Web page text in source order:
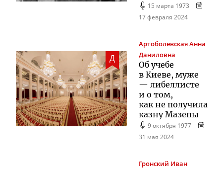
15 марта 1973
17 февраля 2024
Д
АртоболевскаяАнна
Даниловна
Об учебе
в Киеве, муже
— либеллисте
и о том,
как не получила
казну Мазепы
9 октября 1977
31 мая 2024
Гронский Иван